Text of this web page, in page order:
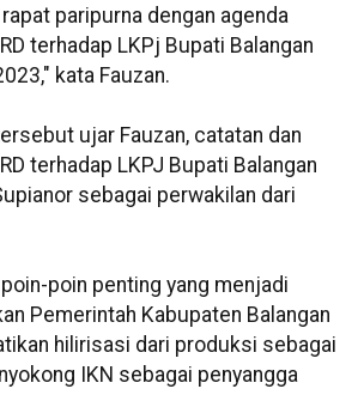
paripurna dengan agenda
terhadap LKPj Bupati Balangan
kata Fauzan.
ujar Fauzan, catatan dan
terhadap LKPJ Bupati Balangan
sebagai perwakilan dari
poin penting yang menjadi
Pemerintah Kabupaten Balangan
hilirisasi dari produksi sebagai
IKN sebagai penyangga